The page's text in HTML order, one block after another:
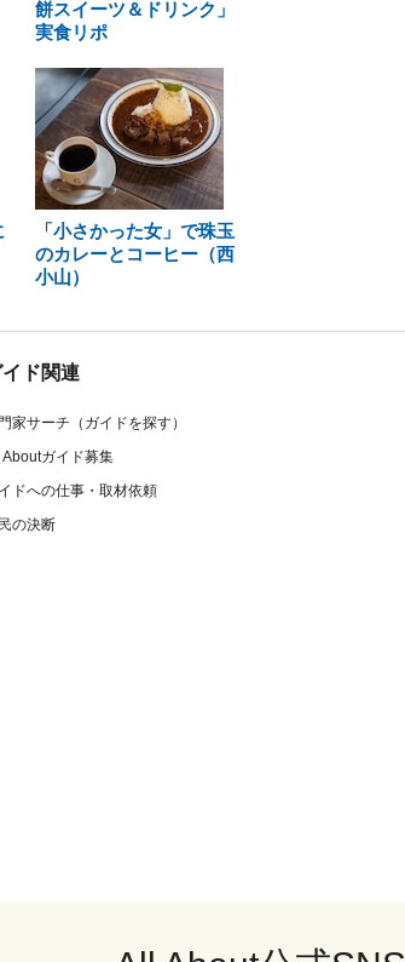
餅スイーツ＆ドリンク」
実食リポ
「小さかった女」で珠玉
のカレーとコーヒー（西
小山）
イド関連
家サーチ（ガイドを探す）
Aboutガイド募集
ドへの仕事・取材依頼
の決断